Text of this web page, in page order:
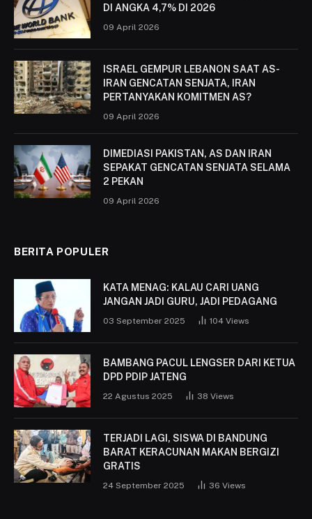
DI ANGKA 4,7% DI 2026
09 April 2026
ISRAEL GEMPUR LEBANON SAAT AS-
IRAN GENCATAN SENJATA, IRAN
PERTANYAKAN KOMITMEN AS?
09 April 2026
DIMEDIASI PAKISTAN, AS DAN IRAN
SEPAKAT GENCATAN SENJATA SELAMA
2 PEKAN
09 April 2026
BERITA POPULER
KATA MENAG: KALAU CARI UANG
JANGAN JADI GURU, JADI PEDAGANG
03 September 2025 104 Views
BAMBANG PACUL LENGSER DARI KETUA
DPD PDIP JATENG
22 Agustus 2025 38 Views
TERJADI LAGI, SISWA DI BANDUNG
BARAT KERACUNAN MAKAN BERGIZI
GRATIS
24 September 2025 36 Views